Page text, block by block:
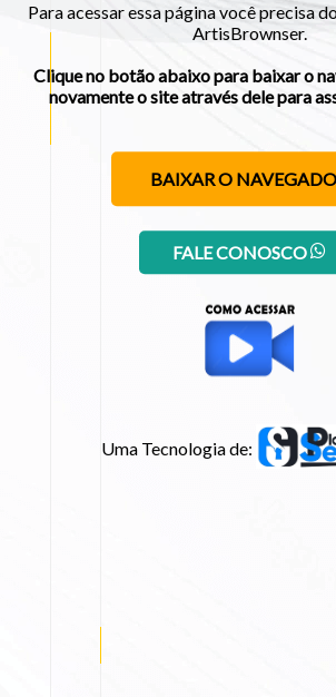
Para acessar essa página você precisa
ArtisBrownser.
Clique no botão abaixo para baixar o
novamente o site através dele para
BAIXAR O
FALE CONOSCO
Uma Tecnologia de: